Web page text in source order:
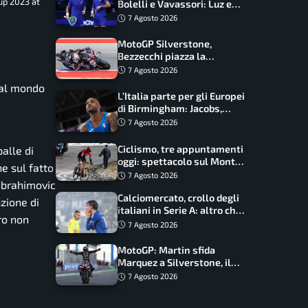
mondo
di
sul fatto
di
non
Bolelli e Vavassori: Luz e
Matos fermano gli azzurri
7 Agosto 2026
MotoGP Silverstone,
Bezzecchi piazza la
zampata: Aprilia domina,
7 Agosto 2026
L’Italia parte per gli Europei
di Birmingham: Jacobs,
Tamberi e Battocletti
record
7 Agosto 2026
Ciclismo, tre appuntamenti
oggi: spettacolo sul Mont
Ventoux, orari e come
7 Agosto 2026
Calciomercato, crollo degli
italiani in Serie A: altro che
svolta dopo il Mondiale
7 Agosto 2026
MotoGP: Martin sfida
Marquez a Silverstone, il
programma e gli orari
7 Agosto 2026